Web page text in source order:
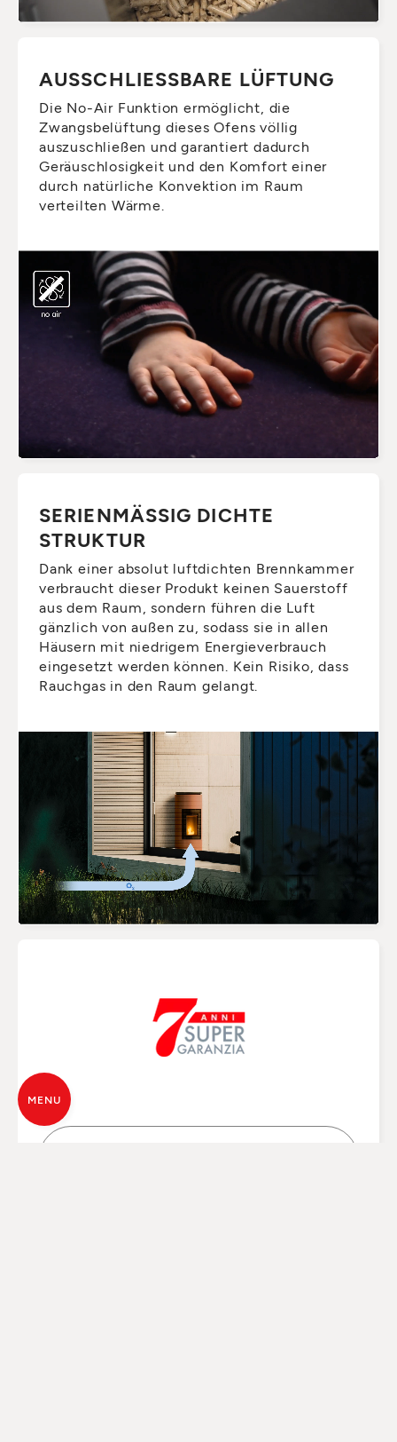
AUSSCHLIESSBARE LÜFTUNG
Die No-Air Funktion ermöglicht, die
Zwangsbelüftung dieses Ofens völlig
auszuschließen und garantiert dadurch
Geräuschlosigkeit und den Komfort einer
durch natürliche Konvektion im Raum
verteilten Wärme.
SERIENMÄSSIG DICHTE S
TRUKTUR
Dank einer absolut luftdichten Brennkammer
verbraucht dieser Produkt keinen Sauerstoff
aus dem Raum, sondern führen die Luft
gänzlich von außen zu, sodass sie in allen
Häusern mit niedrigem Energieverbrauch
eingesetzt werden können. Kein Risiko, dass
Rauchgas in den Raum gelangt.
MENU